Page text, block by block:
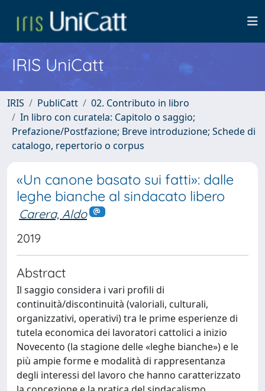
IRIS UniCatt
IRIS PubliCatt
02. Contributo in libro
In libro con curatela: Capitolo o saggio;
Prefazione/Postfazione; Breve introduzione; Schede di
catalogo, repertorio o corpus
«Un canone basato sui fatti»: dalle
leghe bianche al sindacato libero
Carera, Aldo
2019
Abstract
Il saggio considera i vari profili di
continuità/discontinuità (valoriali, culturali,
organizzativi, operativi) tra le prime esperienze di
tutela economica dei lavoratori cattolici a inizio
Novecento (la stagione delle «leghe bianche») e le
più ampie forme e modalità di rappresentanza
degli interessi del lavoro che hanno caratterizzato